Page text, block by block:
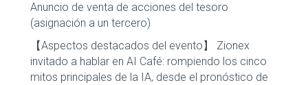
Anuncio de venta de acciones del tesoro
(asignación a un tercero)
【Aspectos destacados del evento】 Zionex
invitado a hablar en AI Café: rompiendo los cinco
mitos principales de la IA, desde el pronóstico de